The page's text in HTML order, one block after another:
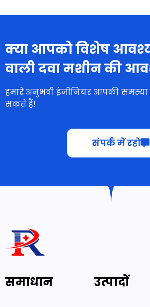
क्या आपको विशेष
वाली दवा मशीन की
हमारे अनुभवी इंजीनियर आपकी
सकते हैं!
संपर्क में रहो
समाधान उत्पादों